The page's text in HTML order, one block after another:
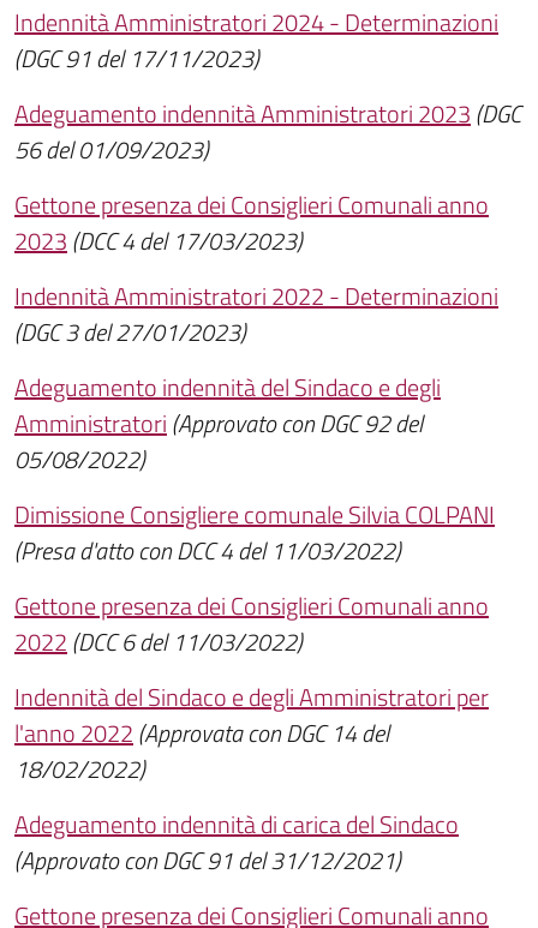
Indennità Amministratori 2024 - Determinazioni
(DGC 91 del 17/11/2023)
Adeguamento indennità Amministratori 2023(DGC
56 del 01/09/2023)
Gettone presenza dei Consiglieri Comunali anno
2023(DCC 4 del 17/03/2023)
Indennità Amministratori 2022 - Determinazioni
(DGC 3 del 27/01/2023)
Adeguamento indennità del Sindaco e degli
Amministratori(Approvato con DGC 92 del
05/08/2022)
Dimissione Consigliere comunale Silvia COLPANI
(Presa d'atto con DCC 4 del 11/03/2022)
Gettone presenza dei Consiglieri Comunali anno
2022(DCC 6 del 11/03/2022)
Indennità del Sindaco e degli Amministratori per
l'anno 2022(Approvata con DGC 14 del
18/02/2022)
Adeguamento indennità di carica del Sindaco
(Approvato con DGC 91 del 31/12/2021)
Gettone presenza dei Consiglieri Comunali anno